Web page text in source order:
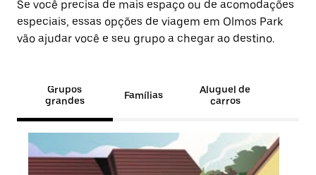
Se você precisa de mais espaço ou de acomodações
especiais, essas opções de viagem em Olmos Park
vão ajudar você e seu grupo a chegar ao destino.
Grupos
grandes
Famílias
Aluguel de
carros